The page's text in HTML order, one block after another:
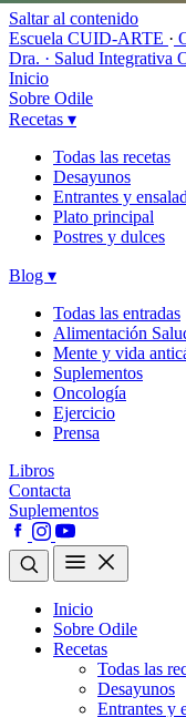
Saltar al contenido
Escuela CUID-ARTE ·
Dra. · Salud Integrativa
Inicio
Sobre Odile
Recetas ▾
Todas las recetas
Desayunos
Entrantes y
Plato principal
Postres y dulces
Blog ▾
Todas las entradas
Alimentación
Mente y vida
Suplementos
Oncología
Ejercicio
Prensa
Libros
Contacta
Suplementos
Inicio
Sobre Odile
Recetas
Todas las
Desayunos
Entrantes y